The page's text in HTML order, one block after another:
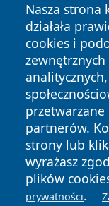
Nasza strona
działała
cookies i
przetwarzane
partnerów.
strony lub
wyrażasz
plików
prywatności.
Copyright © 2026
zastrzeżone.
News Autorzy